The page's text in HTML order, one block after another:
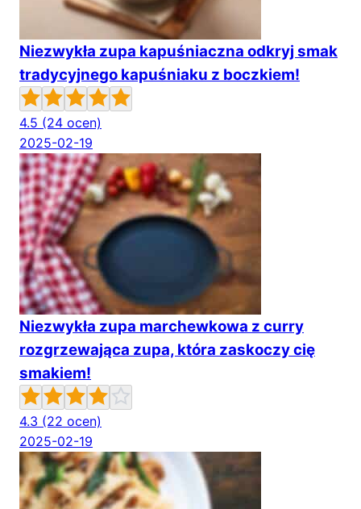
Niezwykła zupa kapuśniaczna odkryj smak
tradycyjnego kapuśniaku z boczkiem!
4.5 (24 ocen)
2025-02-19
Niezwykła zupa marchewkowa z curry
rozgrzewająca zupa, która zaskoczy cię
smakiem!
4.3 (22 ocen)
2025-02-19